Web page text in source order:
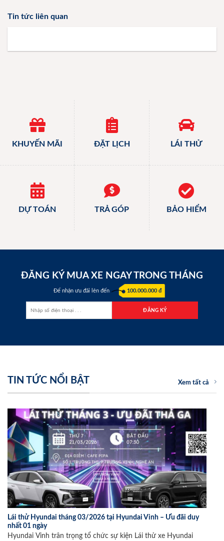
Tin tức liên quan
KHUYẾN MÃI ĐẶT LỊCH LÁI THỬ
DỰ TOÁN TRẢ GÓP BẢO HIỂM
ĐĂNG KÝ MUA XE NGAY TRONG THÁNG
Để nhận ưu đãi lên đến 100.000.000 đ
TIN TỨC NỔI BẬT Xem tất cả
Lái thử Hyundai tháng 03/2026 tại Hyundai Vinh – Ưu đãi duy
nhất 01 ngày
Hyundai Vinh trân trọng tổ chức sự kiện Lái thử xe Hyundai